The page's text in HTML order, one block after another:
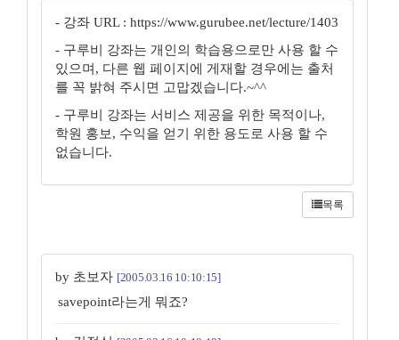
- 강좌 URL : https://www.gurubee.net/lecture/1403
- 구루비 강좌는 개인의 학습용으로만 사용 할 수
있으며, 다른 웹 페이지에 게재할 경우에는 출처
를 꼭 밝혀 주시면 고맙겠습니다.~^^
- 구루비 강좌는 서비스 제공을 위한 목적이나,
학원 홍보, 수익을 얻기 위한 용도로 사용 할 수
없습니다.
목록
by 초보자 [2005.03.16 10:10:15]
savepoint라는게 뭐죠?